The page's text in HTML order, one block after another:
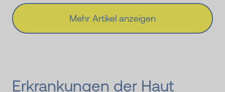
Mehr Artikel anzeigen
Erkrankungen der Haut